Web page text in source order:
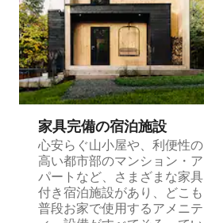
家具完備の宿⁠泊⁠施⁠設
心安らぐ山小屋や、利便性の
高い都市部のマンション・ア
パートなど、さまざまな家具
付き宿泊施設があり、どこも
普段お家で使用するアメニテ